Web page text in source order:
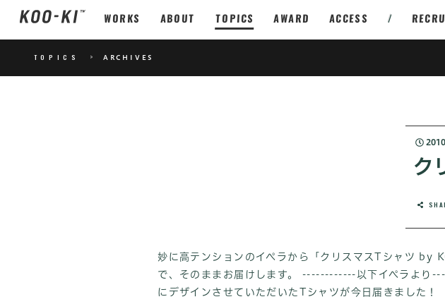
WORKS ABOUT TOPICS AWARD ACCESS /
TOPICS > ARCHIVES
ク
妙に高テンションのイペラから「クリスマスTシャツ by
で、そのままお届けします。 ------------以下イペラより
にデザインさせていただいたTシャツが今日届きました！